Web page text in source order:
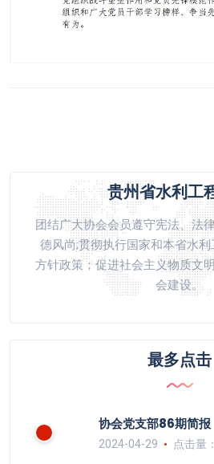
贵州省水利工
团结广大协会会员遵守宪法、法
德风尚;贯彻执行国家和本省水
方针政策；促进社会主义物质文
会建设。
最多点击
协会党支部86期简报
2024-04-29 点击量